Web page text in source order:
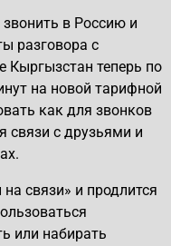
в Россию и
разговора с
Кыргызстан теперь по
на новой тарифной
как для звонков
связи с друзьями и
связи» и продлится
или набирать